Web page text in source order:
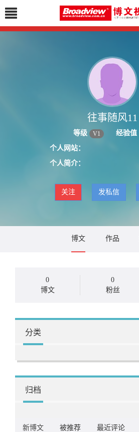
往事随风11
等级 V1 经验值
个人网站：
个人简介：
关注 发私信
博文 作品
0
博文
0
粉丝
分类
归档
新博文 被推荐 最近评论